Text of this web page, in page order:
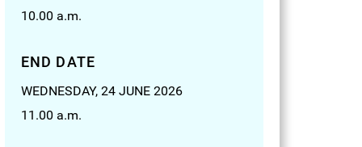
10.00 a.m.
END DATE
WEDNESDAY, 24 JUNE 2026
11.00 a.m.